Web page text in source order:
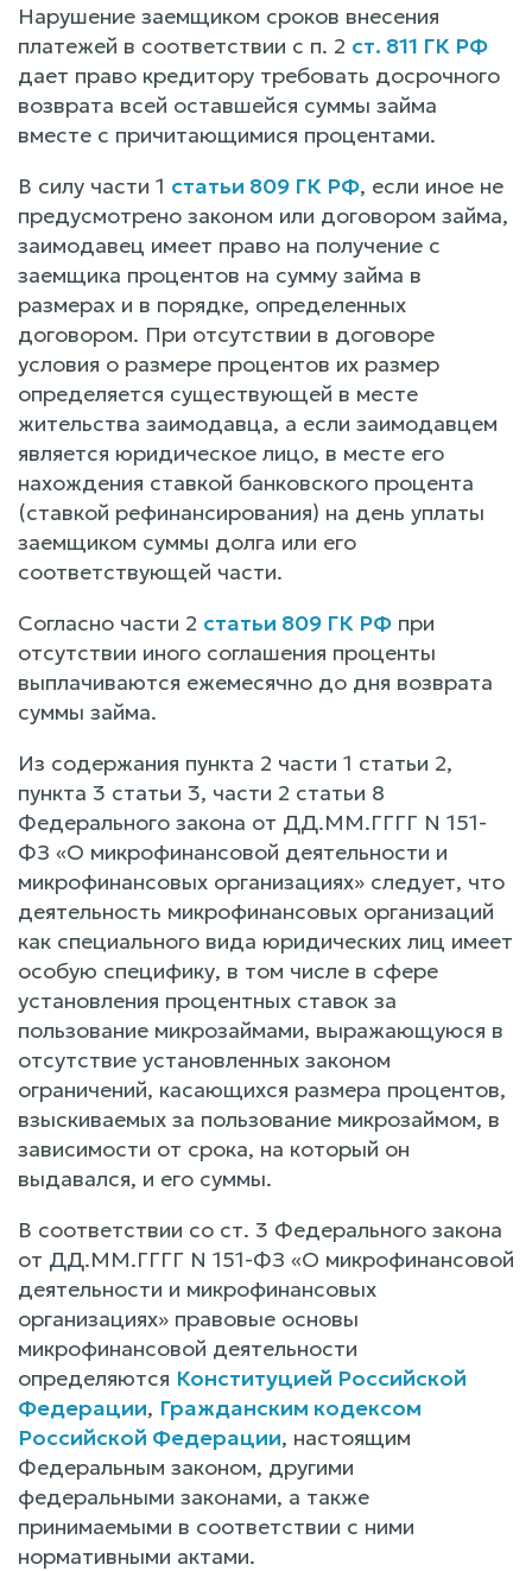
Нарушение заемщиком сроков внесения
платежей в соответствии с п. 2 ст. 811 ГК РФ
дает право кредитору требовать досрочного
возврата всей оставшейся суммы займа
вместе с причитающимися процентами.
В силу части 1 статьи 809 ГК РФ, если иное не
предусмотрено законом или договором займа,
заимодавец имеет право на получение с
заемщика процентов на сумму займа в
размерах и в порядке, определенных
договором. При отсутствии в договоре
условия о размере процентов их размер
определяется существующей в месте
жительства заимодавца, а если заимодавцем
является юридическое лицо, в месте его
нахождения ставкой банковского процента
(ставкой рефинансирования) на день уплаты
заемщиком суммы долга или его
соответствующей части.
Согласно части 2 статьи 809 ГК РФ при
отсутствии иного соглашения проценты
выплачиваются ежемесячно до дня возврата
суммы займа.
Из содержания пункта 2 части 1 статьи 2,
пункта 3 статьи 3, части 2 статьи 8
Федерального закона от ДД.ММ.ГГГГ N 151-
ФЗ «О микрофинансовой деятельности и
микрофинансовых организациях» следует, что
деятельность микрофинансовых организаций
как специального вида юридических лиц имеет
особую специфику, в том числе в сфере
установления процентных ставок за
пользование микрозаймами, выражающуюся в
отсутствие установленных законом
ограничений, касающихся размера процентов,
взыскиваемых за пользование микрозаймом, в
зависимости от срока, на который он
выдавался, и его суммы.
В соответствии со ст. 3 Федерального закона
от ДД.ММ.ГГГГ N 151-ФЗ «О микрофинансовой
деятельности и микрофинансовых
организациях» правовые основы
микрофинансовой деятельности
определяются Конституцией Российской
Федерации, Гражданским кодексом
Российской Федерации, настоящим
Федеральным законом, другими
федеральными законами, а также
принимаемыми в соответствии с ними
нормативными актами.